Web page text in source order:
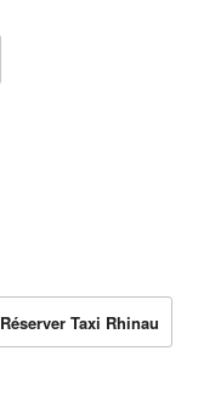
Réserver Taxi Rhinau